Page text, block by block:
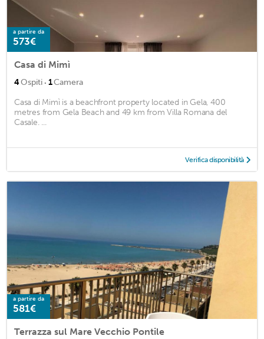
a partire da
573€
Casa di Mimì
4Ospiti · 1Camera
Casa di Mimì is a beachfront property located in Gela, 400
metres from Gela Beach and 49 km from Villa Romana del
Casale. ...
Verifica disponibilità
a partire da
581€
Terrazza sul Mare Vecchio Pontile